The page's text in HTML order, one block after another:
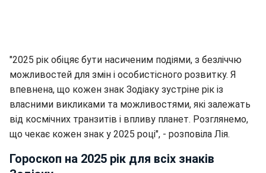
"2025 рік обіцяє бути насиченим подіями, з безліччю
можливостей для змін і особистісного розвитку. Я
впевнена, що кожен знак Зодіаку зустріне рік із
власними викликами та можливостями, які залежать
від космічних транзитів і впливу планет. Розглянемо,
що чекає кожен знак у 2025 році", - розповіла Лія.
Гороскоп на 2025 рік для всіх знаків